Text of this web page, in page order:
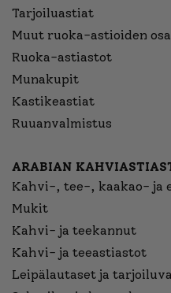
Tarjoiluastiat
Muut ruoka-astioiden
Ruoka-astiastot
Munakupit
Kastikeastiat
Ruuanvalmistus
ARABIAN
Kahvi-, tee-, kaakao- ja
Mukit
Kahvi- ja teekannut
Kahvi- ja teeastiastot
Leipälautaset ja